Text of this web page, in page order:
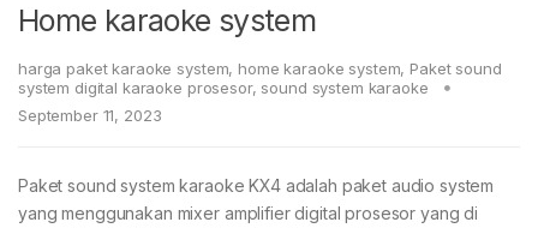
Home karaoke system
harga paket karaoke system, home karaoke system, Paket sound
system digital karaoke prosesor, sound system karaoke
September 11, 2023
Paket sound system karaoke KX4 adalah paket audio system
yang menggunakan mixer amplifier digital prosesor yang di